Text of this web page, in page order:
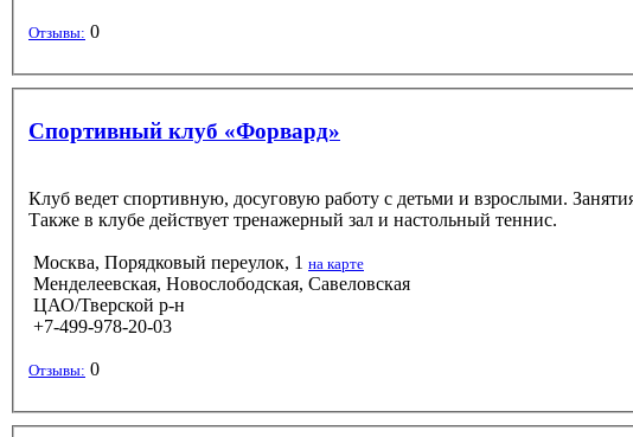
Отзывы: 0
Спортивный клуб «Форвард»
Клуб ведет спортивную, досуговую работу с детьми и взрослыми.
Также в клубе действует тренажерный зал и настольный теннис.
Москва, Порядковый переулок, 1 на карте
Менделеевская, Новослободская, Савеловская
ЦАО/Тверской р-н
+7-499-978-20-03
Отзывы: 0